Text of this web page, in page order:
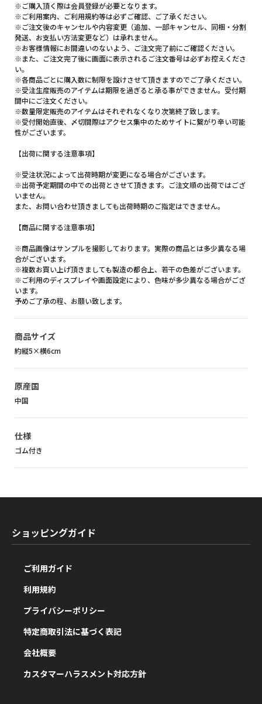
※ご購入頂く際は会員登録が必要となります。
※ご利用案内、ご利用規約等は必ずご確認、ご了承ください。
※ご注文後のキャンセルや内容変更（追加、一部キャンセル、同梱・分割
発送、お支払い方法変更など）は承れません。
※お客様情報にお間違いのないよう、ご注文完了前にご確認ください。
※また、ご注文完了後に画面に表示されるご注文番号は必ずお控えくださ
い。
※各商品ごとに購入数に制限を設けさせて頂きますのでご了承ください。
※受注生産販売のアイテムは期限を過ぎると承る事ができません。受付期
間中にご注文ください。
※数量限定販売のアイテムはそれぞれなくなり次第終了致します。
※受付開始直後、〆切間際はアクセス集中のためサイトに繋がり辛い可能
性がございます。
【出荷に関する注意事項】
※受注状況によって出荷時期が変更になる場合がございます。
※出荷予定期間の中での出荷とさせて頂きます。ご注文順の出荷ではござ
いません。
また、お問い合わせ頂きましても出荷時期のご指定はできません。
【商品に関する注意事項】
※商品画像はサンプルを撮影しております。実際の商品とは多少異なる場
合がございます。
※複数お買い上げ頂きましても製造の都合上、若干の色差がございます。
※ご利用のディスプレイや画面設定により、色味が多少異なる場合がござ
います。
予めご了承の程、お願い致します。
商品サイズ
約縦5×横6cm
原産国
中国
仕様
ゴム付き
ショッピングガイド
ご利用ガイド
利用規約
プライバシーポリシー
特定商取引法に基づく表記
会社概要
カスタマーハラスメント対応方針